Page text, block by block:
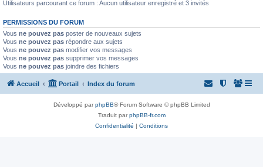
Utilisateurs parcourant ce forum : Aucun utilisateur enregistré et 3 invités
PERMISSIONS DU FORUM
Vous ne pouvez pas poster de nouveaux sujets
Vous ne pouvez pas répondre aux sujets
Vous ne pouvez pas modifier vos messages
Vous ne pouvez pas supprimer vos messages
Vous ne pouvez pas joindre des fichiers
Accueil Portail Index du forum
Développé parphpBB® Forum Software © phpBB Limited
Traduit parphpBB-fr.com
Confidentialité | Conditions